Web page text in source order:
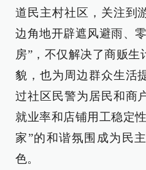
道民主村社区，关注到
边角地开辟遮风避雨、
房”，不仅解决了商贩
貌，也为周边群众生活
过社区民警为居民和商
就业率和店铺用工稳定
家”的和谐氛围成为民
色。